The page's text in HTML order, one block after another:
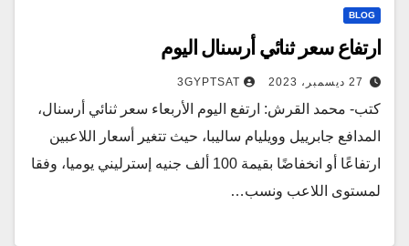
BLOG
ارتفاع سعر ثنائي أرسنال اليوم
27 ديسمبر، 2023 3GYPTSAT
كتب- محمد القرش: ارتفع اليوم الأربعاء سعر ثنائي أرسنال،
المدافع جابرييل وويليام ساليبا، حيث تتغير أسعار اللاعبين
ارتفاعًا أو انخفاضًا بقيمة 100 ألف جنيه إسترليني يوميا، وفقا
لمستوى اللاعب ونسب…